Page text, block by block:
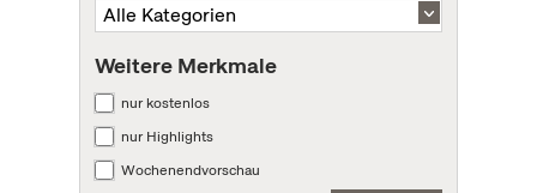
Weitere Merkmale
nur kostenlos
nur Highlights
Wochenendvorschau